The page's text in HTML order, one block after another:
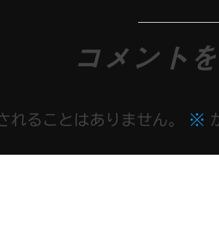
コメント
れることはありません。 ※